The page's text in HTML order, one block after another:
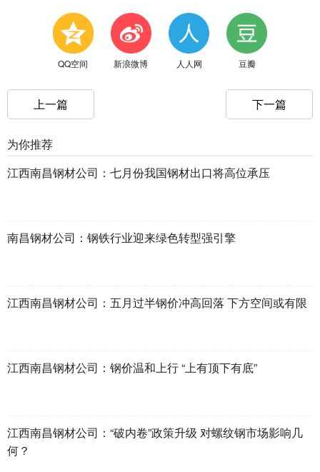
QQ空间 新浪微博 人人网 豆瓣
上一篇 下一篇
为你推荐
江西南昌钢材公司：七月份我国钢材出口将高位承压
南昌钢材公司：钢铁行业迎来绿色转型强引擎
江西南昌钢材公司：五月过半钢价冲高回落 下方空间或有限
江西南昌钢材公司：钢价温和上行 “上有顶下有底”
江西南昌钢材公司：“破内卷”政策升级 对螺纹钢市场影响几
何？